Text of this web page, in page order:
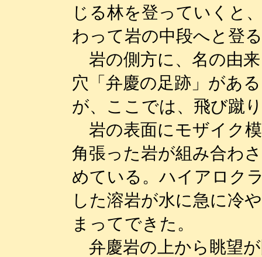
じる林を登っていくと
わって岩の中段へと登
岩の側方に、名の由
穴「弁慶の足跡」があ
が、ここでは、飛び蹴
岩の表面にモザイク
角張った岩が組み合わ
めている。ハイアロク
した溶岩が水に急に冷
まってできた。
弁慶岩の上から眺望